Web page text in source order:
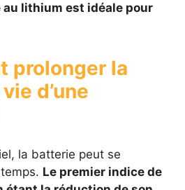
au lithium est idéale pour
prolonger la
d’une
la batterie peut se
Le premier indice de